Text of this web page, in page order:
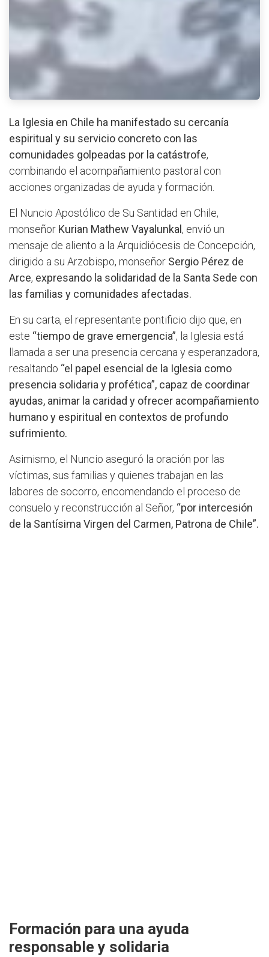
La Iglesia en Chile ha manifestado su cercanía
espiritual y su servicio concreto con las
comunidades golpeadas por la catástrofe,
combinando el acompañamiento pastoral con
acciones organizadas de ayuda y formación.
El Nuncio Apostólico de Su Santidad en Chile,
monseñor Kurian Mathew Vayalunkal, envió un
mensaje de aliento a la Arquidiócesis de Concepción,
dirigido a su Arzobispo, monseñor Sergio Pérez de
Arce, expresando la solidaridad de la Santa Sede con
las familias y comunidades afectadas.
En su carta, el representante pontificio dijo que, en
este “tiempo de grave emergencia”, la Iglesia está
llamada a ser una presencia cercana y esperanzadora,
resaltando “el papel esencial de la Iglesia como
presencia solidaria y profética”, capaz de coordinar
ayudas, animar la caridad y ofrecer acompañamiento
humano y espiritual en contextos de profundo
sufrimiento.
Asimismo, el Nuncio aseguró la oración por las
víctimas, sus familias y quienes trabajan en las
labores de socorro, encomendando el proceso de
consuelo y reconstrucción al Señor, “por intercesión
de la Santísima Virgen del Carmen, Patrona de Chile”.
Formación para una ayuda
responsable y solidaria